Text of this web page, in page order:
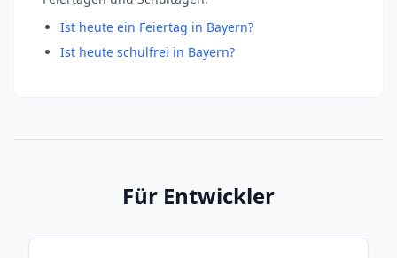
Ist heute ein Feiertag in Bayern?
Ist heute schulfrei in Bayern?
Für Entwickler